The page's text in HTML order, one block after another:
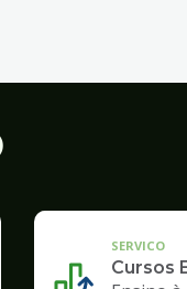
SERVICO
Cursos